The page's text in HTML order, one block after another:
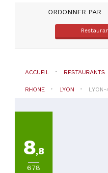
ORDONNER PAR
ACCUEIL RESTAURANTS
RHONE LYON LYON-
8,8
678